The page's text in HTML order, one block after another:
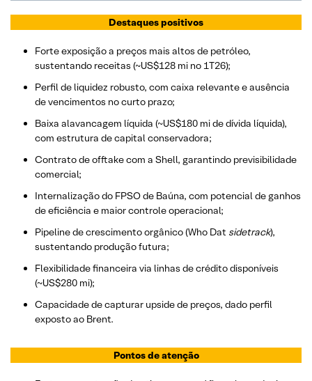
Destaques positivos
Forte exposição a preços mais altos de petróleo,
sustentando receitas (~US$128 mi no 1T26);
Perfil de liquidez robusto, com caixa relevante e ausência
de vencimentos no curto prazo;
Baixa alavancagem líquida (~US$180 mi de dívida líquida),
com estrutura de capital conservadora;
Contrato de offtake com a Shell, garantindo previsibilidade
comercial;
Internalização do FPSO de Baúna, com potencial de ganhos
de eficiência e maior controle operacional;
Pipeline de crescimento orgânico (Who Dat sidetrack),
sustentando produção futura;
Flexibilidade financeira via linhas de crédito disponíveis
(~US$280 mi);
Capacidade de capturar upside de preços, dado perfil
exposto ao Brent.
Pontos de atenção